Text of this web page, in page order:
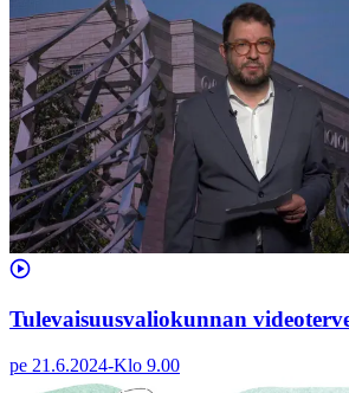
Tulevaisuusvaliokunnan
pe 21.6.2024-Klo 9.00